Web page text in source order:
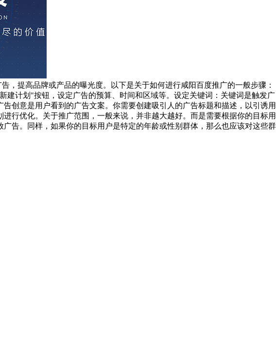
，提高品牌或产品的曝光度。以下是关于如何进行咸阳百度推广的一般步骤：
计划"按钮，设定广告的预算、时间和区域等。设定关键词：关键词是触发广
创意是用户看到的广告文案。你需要创建吸引人的广告标题和描述，以引诱用
行优化。关于推广范围，一般来说，并非越大越好。而是需要根据你的目标用
告。同样，如果你的目标用户是特定的年龄或性别群体，那么也应该对这些群